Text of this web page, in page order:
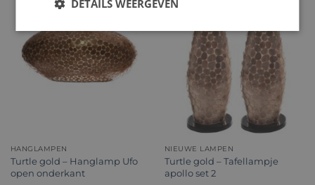
HANGLAMPEN
Turtle gold – Hanglamp Ufo
open onderkant
NIEUWE LAMPEN
Turtle gold – Tafellampje
apollo set 2
DETAILS WEERGEVEN